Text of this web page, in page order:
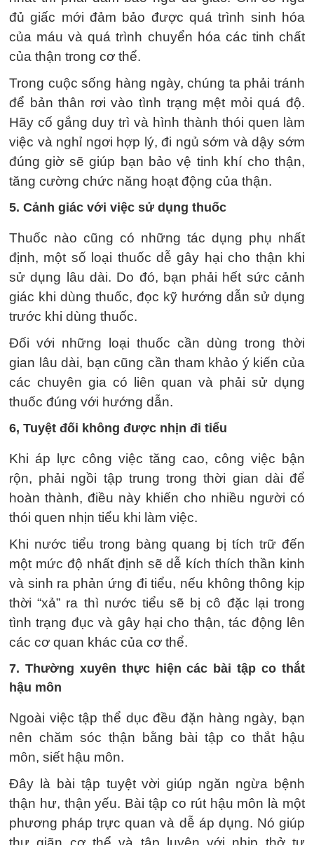
đủ giấc mới đảm bảo được quá trình sinh hóa
của máu và quá trình chuyển hóa các tinh chất
của thận trong cơ thể.
Trong cuộc sống hàng ngày, chúng ta phải tránh
để bản thân rơi vào tình trạng mệt mỏi quá độ.
Hãy cố gắng duy trì và hình thành thói quen làm
việc và nghỉ ngơi hợp lý, đi ngủ sớm và dậy sớm
đúng giờ sẽ giúp bạn bảo vệ tinh khí cho thận,
tăng cường chức năng hoạt động của thận.
5. Cảnh giác với việc sử dụng thuốc
Thuốc nào cũng có những tác dụng phụ nhất
định, một số loại thuốc dễ gây hại cho thận khi
sử dụng lâu dài. Do đó, bạn phải hết sức cảnh
giác khi dùng thuốc, đọc kỹ hướng dẫn sử dụng
trước khi dùng thuốc.
Đối với những loại thuốc cần dùng trong thời
gian lâu dài, bạn cũng cần tham khảo ý kiến ​​của
các chuyên gia có liên quan và phải sử dụng
thuốc đúng với hướng dẫn.
6, Tuyệt đối không được nhịn đi tiểu
Khi áp lực công việc tăng cao, công việc bận
rộn, phải ngồi tập trung trong thời gian dài để
hoàn thành, điều này khiến cho nhiều người có
thói quen nhịn tiểu khi làm việc.
Khi nước tiểu trong bàng quang bị tích trữ đến
một mức độ nhất định sẽ dễ kích thích thần kinh
và sinh ra phản ứng đi tiểu, nếu không thông kịp
thời “xả” ra thì nước tiểu sẽ bị cô đặc lại trong
tình trạng đục và gây hại cho thận, tác động lên
các cơ quan khác của cơ thể.
7. Thường xuyên thực hiện các bài tập co thắt
hậu môn
Ngoài việc tập thể dục đều đặn hàng ngày, bạn
nên chăm sóc thận bằng bài tập co thắt hậu
môn, siết hậu môn.
Đây là bài tập tuyệt vời giúp ngăn ngừa bệnh
thận hư, thận yếu. Bài tập co rút hậu môn là một
phương pháp trực quan và dễ áp dụng. Nó giúp